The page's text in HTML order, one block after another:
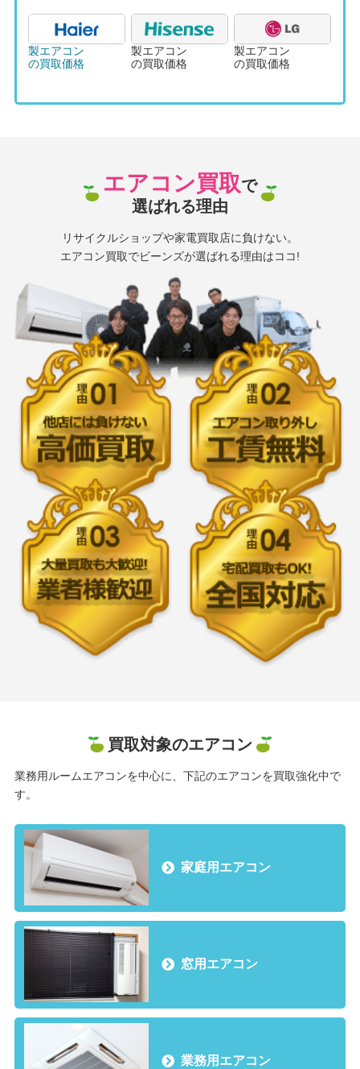
製エアコン
の買取価格
製エアコン
の買取価格
製エアコン
の買取価格
エアコン買取で
選ばれる理由
リサイクルショップや家電買取店に負けない。
エアコン買取でビーンズが選ばれる理由はココ!
買取対象のエアコン
業務用ルームエアコンを中心に、下記のエアコンを買取強化中で
す。
家庭用エアコン
窓用エアコン
業務用エアコン